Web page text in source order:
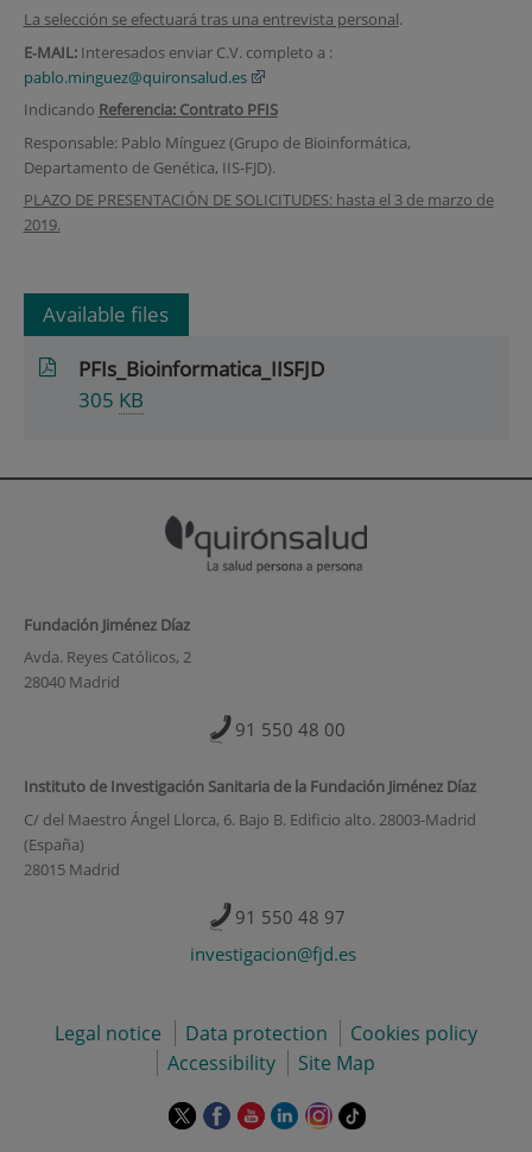
La selección se efectuará tras una entrevista personal.
E‐MAIL: Interesados enviar C.V. completo a :
pablo.minguez@quironsalud.es
Indicando Referencia: Contrato PFIS
Responsable: Pablo Mínguez (Grupo de Bioinformática,
Departamento de Genética, IIS-FJD).
PLAZO DE PRESENTACIÓN DE SOLICITUDES: hasta el 3 de marzo de
2019.
Available files
PFIs_Bioinformatica_IISFJD
305 KB
Fundación Jiménez Díaz
Avda. Reyes Católicos, 2
28040 Madrid
91 550 48 00
Instituto de Investigación Sanitaria de la Fundación Jiménez Díaz
C/ del Maestro Ángel Llorca, 6. Bajo B. Edificio alto. 28003-Madrid
(España)
28015 Madrid
91 550 48 97
investigacion@fjd.es
Legal notice Data protection
Cookies policy
Accessibility
Site Map
This This This This This Link